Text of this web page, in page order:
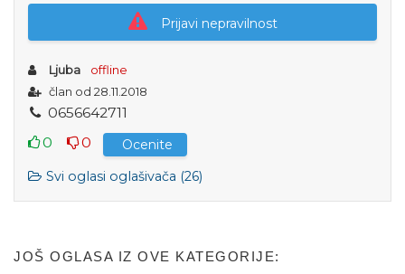
Prijavi nepravilnost
Ljuba
offline
član od 28.11.2018
0656642711
0
0
Ocenite
Svi oglasi oglašivača (26)
JOŠ OGLASA IZ OVE KATEGORIJE: